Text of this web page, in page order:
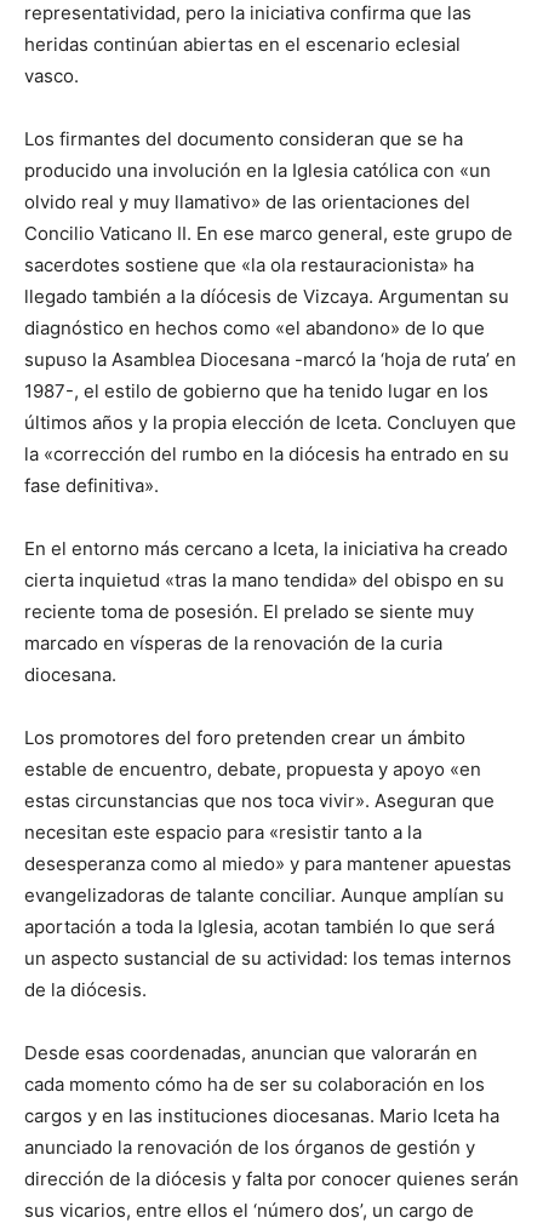
representatividad, pero la iniciativa confirma que las
heridas continúan abiertas en el escenario eclesial
vasco.
Los firmantes del documento consideran que se ha
producido una involución en la Iglesia católica con «un
olvido real y muy llamativo» de las orientaciones del
Concilio Vaticano II. En ese marco general, este grupo de
sacerdotes sostiene que «la ola restauracionista» ha
llegado también a la díócesis de Vizcaya. Argumentan su
diagnóstico en hechos como «el abandono» de lo que
supuso la Asamblea Diocesana -marcó la ‘hoja de ruta’ en
1987-, el estilo de gobierno que ha tenido lugar en los
últimos años y la propia elección de Iceta. Concluyen que
la «corrección del rumbo en la diócesis ha entrado en su
fase definitiva».
En el entorno más cercano a Iceta, la iniciativa ha creado
cierta inquietud «tras la mano tendida» del obispo en su
reciente toma de posesión. El prelado se siente muy
marcado en vísperas de la renovación de la curia
diocesana.
Los promotores del foro pretenden crear un ámbito
estable de encuentro, debate, propuesta y apoyo «en
estas circunstancias que nos toca vivir». Aseguran que
necesitan este espacio para «resistir tanto a la
desesperanza como al miedo» y para mantener apuestas
evangelizadoras de talante conciliar. Aunque amplían su
aportación a toda la Iglesia, acotan también lo que será
un aspecto sustancial de su actividad: los temas internos
de la diócesis.
Desde esas coordenadas, anuncian que valorarán en
cada momento cómo ha de ser su colaboración en los
cargos y en las instituciones diocesanas. Mario Iceta ha
anunciado la renovación de los órganos de gestión y
dirección de la diócesis y falta por conocer quienes serán
sus vicarios, entre ellos el ‘número dos’, un cargo de